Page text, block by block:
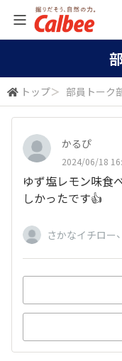
トップ＞ 部員トーク
かるぴ
2024/06/18
ゆず塩レモン味食
しかったです👍
さかなイチロー、